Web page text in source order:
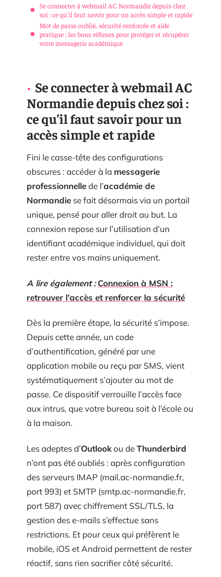
Se connecter à webmail AC Normandie depuis chez
soi : ce qu’il faut savoir pour un accès simple et rapide
Mot de passe oublié, sécurité renforcée et aide
pratique : les bons réflexes pour protéger et récupérer
votre messagerie académique
Se connecter à webmail AC
Normandie depuis chez soi :
ce qu’il faut savoir pour un
accès simple et rapide
Fini le casse-tête des configurations
obscures : accéder à la messagerie
professionnellede l’académie de
Normandie se fait désormais via un portail
unique, pensé pour aller droit au but. La
connexion repose sur l’utilisation d’un
identifiant académique individuel, qui doit
rester entre vos mains uniquement.
A lire également : Connexion à MSN :
retrouver l’accès et renforcer la sécurité
Dès la première étape, la sécurité s’impose.
Depuis cette année, un code
d’authentification, généré par une
application mobile ou reçu par SMS, vient
systématiquement s’ajouter au mot de
passe. Ce dispositif verrouille l’accès face
aux intrus, que votre bureau soit à l’école ou
à la maison.
Les adeptes d’Outlookou deThunderbird
n’ont pas été oubliés : après configuration
des serveurs IMAP (mail.ac-normandie.fr,
port 993) et SMTP (smtp.ac-normandie.fr,
port 587) avec chiffrement SSL/TLS, la
gestion des e-mails s’effectue sans
restrictions. Et pour ceux qui préfèrent le
mobile, iOS et Android permettent de rester
réactif, sans rien sacrifier côté sécurité.